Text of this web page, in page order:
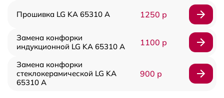
Прошивка LG KA 65310 A 1250 р
Замена конфорки
индукционной LG KA 65310 A
1100 р
Замена конфорки
стеклокерамической LG KA
65310 A
900 р